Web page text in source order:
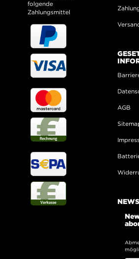
folgende
Zahlungsmittel
AGB